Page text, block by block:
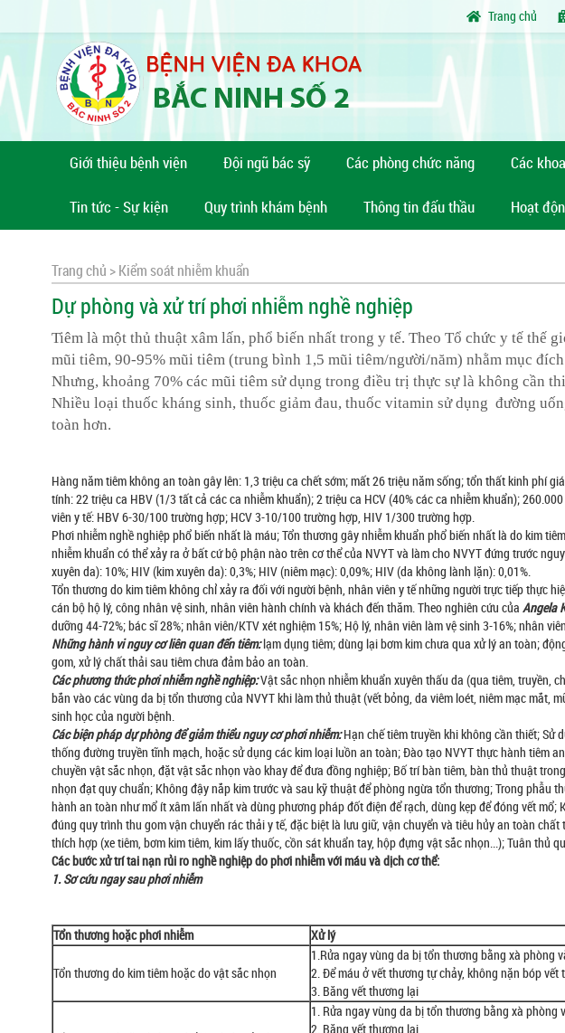
Trang chủ
Giới thiệu bệnh viện Đội ngũ bác sỹ Các phòng chức năng Các
Tin tức - Sự kiện Quy trình khám bệnh Thông tin đấu thầu Hoạt
Trang chủ >Kiểm soát nhiễm khuẩn
Dự phòng và xử trí phơi nhiễm nghề nghiệp
Tiêm là một thủ thuật xâm lấn, phổ biến nhất trong y tế. Theo Tổ chức y tế thế
mũi tiêm, 90-95% mũi tiêm (trung bình 1,5 mũi tiêm/người/năm) nhằm mục
Nhưng, khoảng 70% các mũi tiêm sử dụng trong điều trị thực sự là không cần
Nhiều loại thuốc kháng sinh, thuốc giảm đau, thuốc vitamin sử dụng đường
toàn hơn.
Hàng năm tiêm không an toàn gây lên: 1,3 triệu ca chết sớm; mất 26 triệu năm sống; tổn thất kinh phí
tính: 22 triệu ca HBV (1/3 tất cả các ca nhiễm khuẩn); 2 triệu ca HCV (40% các ca nhiễm khuẩn);
viên y tế: HBV 6-30/100 trường hợp; HCV 3-10/100 trường hợp, HIV 1/300 trường hợp.
Phơi nhiễm nghề nghiệp phổ biến nhất là máu; Tổn thương gây nhiễm khuẩn phổ biến nhất là do kim
nhiễm khuẩn có thể xảy ra ở bất cứ bộ phận nào trên cơ thể của NVYT và làm cho NVYT đứng trước
xuyên da): 10%; HIV (kim xuyên da): 0,3%; HIV (niêm mạc): 0,09%; HIV (da không lành lặn): 0,01%.
Tổn thương do kim tiêm không chỉ xảy ra đối với người bệnh, nhân viên y tế những người trực tiếp thực
cán bộ hộ lý, công nhân vệ sinh, nhân viên hành chính và khách đến thăm. Theo nghiên cứu của Angela
dưỡng 44-72%; bác sĩ 28%; nhân viên/KTV xét nghiệm 15%; Hộ lý, nhân viên làm vệ sinh 3-16%; nhân
Những hành vi nguy cơ liên quan đến tiêm:lạm dụng tiêm; dùng lại bơm kim chưa qua xử lý an toàn;
gom, xử lý chất thải sau tiêm chưa đảm bảo an toàn.
Các phương thức phơi nhiễm nghề nghiệp:Vật sắc nhọn nhiễm khuẩn xuyên thấu da (qua tiêm, truyền,
bắn vào các vùng da bị tổn thương của NVYT khi làm thủ thuật (vết bỏng, da viêm loét, niêm mạc mắt,
sinh học của người bệnh.
Các biện pháp dự phòng để giảm thiểu nguy cơ phơi nhiễm:Hạn chế tiêm truyền khi không cần thiết; Sử
thống đường truyền tĩnh mạch, hoặc sử dụng các kim loại luồn an toàn; Đào tạo NVYT thực hành tiêm
chuyền vật sắc nhọn, đặt vật sắc nhọn vào khay để đưa đồng nghiệp; Bố trí bàn tiêm, bàn thủ thuật
nhọn đạt quy chuẩn; Không đậy nắp kim trước và sau kỹ thuật để phòng ngừa tổn thương; Trong phẫu
hành an toàn như mổ ít xâm lấn nhất và dùng phương pháp đốt điện để rạch, dùng kẹp để đóng vết
đúng quy trình thu gom vận chuyển rác thải y tế, đặc biệt là lưu giữ, vận chuyển và tiêu hủy an toàn
thích hợp (xe tiêm, bơm kim tiêm, kim lấy thuốc, cồn sát khuẩn tay, hộp đựng vật sắc nhọn...); Tuân thủ
Các bước xử trí tai nạn rủi ro nghề nghiệp do phơi nhiễm với máu và dịch cơ thể:
1. Sơ cứu ngay sau phơi nhiễm
Tổn thương hoặc phơi nhiễm Xử lý
Tổn thương do kim tiêm hoặc do vật sắc nhọn
1.Rửa ngay vùng da bị tổn thương bằng xà phòng
2. Để máu ở vết thương tự chảy, không nặn bóp vết
3. Băng vết thương lại
1. Rửa ngay vùng da bị tổn thương bằng xà phòng
2. Băng vết thương lại